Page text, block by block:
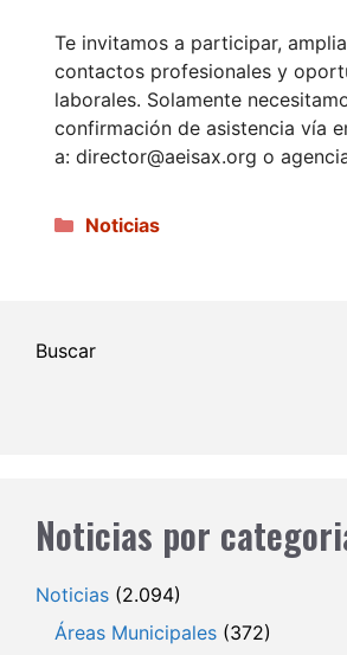
Te invitamos a participar,
contactos profesionales y
laborales. Solamente
confirmación de asistencia vía
a: director@aeisax.org o
Categorías
Noticias
Buscar
Noticias por
Noticias (2.094)
Áreas Municipales (372)